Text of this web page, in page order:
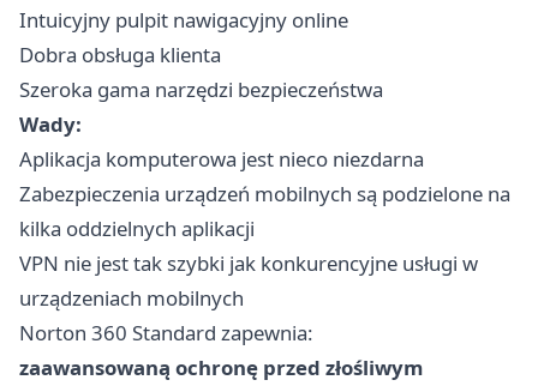
Intuicyjny pulpit nawigacyjny online
Dobra obsługa klienta
Szeroka gama narzędzi bezpieczeństwa
Wady:
Aplikacja komputerowa jest nieco niezdarna
Zabezpieczenia urządzeń mobilnych są podzielone na
kilka oddzielnych aplikacji
VPN nie jest tak szybki jak konkurencyjne usługi w
urządzeniach mobilnych
Norton 360 Standard zapewnia:
zaawansowaną ochronę przed złośliwym